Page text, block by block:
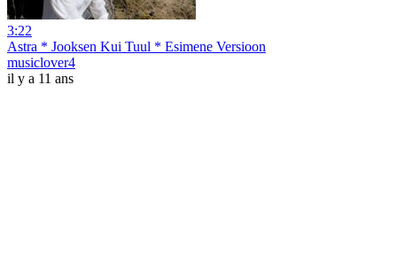
3:22
Astra * Jooksen Kui Tuul * Esimene Versioon
musiclover4
il y a 11 ans